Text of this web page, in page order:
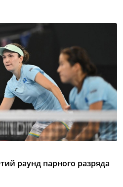
раунд парного разряда